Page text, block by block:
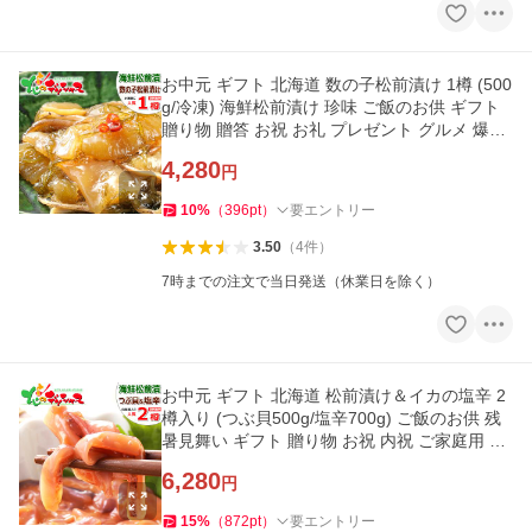
お中元 ギフト 北海道 数の子松前漬け 1樽 (500
g/冷凍) 海鮮松前漬け 珍味 ご飯のお供 ギフト
贈り物 贈答 お祝 お礼 プレゼント グルメ 爆買
4,280円
10% （396pt） 要エントリー
3.50（4件）
7時までの注文で当日発送（休業日を除く）
お中元 ギフト 北海道 松前漬け＆イカの塩辛 2
樽入り (つぶ貝500g/塩辛700g) ご飯のお供 残
暑見舞い ギフト 贈り物 お祝 内祝 ご家庭用 グ
6,280円
15% （872pt） 要エントリー